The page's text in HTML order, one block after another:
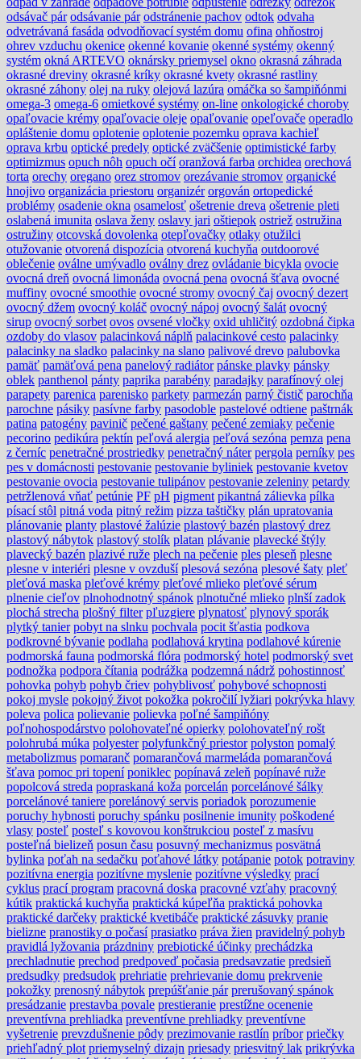
odsávač pár odsávanie pár odstránenie pachov odtok odvaha
odvetrávaná fasáda odvodňovací systém domu ofina ohňostroj
ohrev vzduchu okenice okenné kovanie okenné systémy okenný
systém okná ARTEVO oknársky priemysel okno okrasná záhrada
okrasné dreviny okrasné kríky okrasné kvety okrasné rastliny
okrasné záhony olej na ruky olejová lazúra omáčka so šampiňónmi
omega-3 omega-6 omietkové systémy on-line onkologické choroby
opaľovacie krémy opaľovacie oleje opaľovanie opeľovače operadlo
opláštenie domu oplotenie oplotenie pozemku oprava kachieľ
oprava krbu optické predely optické zväčšenie optimistické farby
optimizmus opuch nôh opuch očí oranžová farba orchidea orechová
torta orechy oregano orez stromov orezávanie stromov organické
hnojivo organizácia priestoru organizér orgován ortopedické
problémy osadenie okna osamelosť ošetrenie dreva ošetrenie pleti
oslabená imunita oslava ženy oslavy jari oštiepok ostriež ostružina
ostružiny otcovská dovolenka otepľovačky otlaky otužilci
otužovanie otvorená dispozícia otvorená kuchyňa outdoorové
oblečenie oválne umývadlo oválny drez ovládanie bicykla ovocie
ovocná dreň ovocná limonáda ovocná pena ovocná šťava ovocné
muffiny ovocné smoothie ovocné stromy ovocný čaj ovocný dezert
ovocný džem ovocný koláč ovocný nápoj ovocný šalát ovocný
sirup ovocný sorbet ovos ovsené vločky oxid uhličitý ozdobná čipka
ozdoby do vlasov palacinková náplň palacinkové cesto palacinky
palacinky na sladko palacinky na slano palivové drevo palubovka
pamäť pamäťová pena panelový radiátor pánske plavky pánsky
oblek panthenol pánty paprika parabény paradajky parafínový olej
parapety parenica parenisko parkety parmezán parný čistič parochňa
parochne pásiky pasívne farby pasodoble pastelové odtiene paštrnák
patina patogény pavinič pečené gaštany pečené zemiaky pečenie
pecorino pedikúra pektín peľová alergia peľová sezóna pemza pena
z černíc penetračné prostriedky penetračný náter pergola perníky pes
pes v domácnosti pestovanie pestovanie byliniek pestovanie kvetov
pestovanie ovocia pestovanie tulipánov pestovanie zeleniny petardy
petržlenová vňať petúnie PF pH pigment pikantná zálievka pílka
písací stôl pitná voda pitný režim pizza taštičky plán upratovania
plánovanie planty plastové žalúzie plastový bazén plastový drez
plastový nábytok plastový stolík platan plávanie plavecké štýly
plavecký bazén plazivé ruže plech na pečenie ples pleseň plesne
plesne v interiéri plesne v ovzduší plesová sezóna plesové šaty pleť
pleťová maska pleťové krémy pleťové mlieko pleťové sérum
plnenie cieľov plnohodnotný spánok plnotučné mlieko plnší zadok
plochá strecha plošný filter pľuzgiere plynatosť plynový sporák
plytký tanier pobyt na slnku pochvala pocit šťastia podkova
podkrovné bývanie podlaha podlahová krytina podlahové kúrenie
podmorská fauna podmorská flóra podmorský hotel podmorský svet
podnožka podpora čítania podrážka podzemná nádrž pohostinnosť
pohovka pohyb pohyb čriev pohyblivosť pohybové schopnosti
pokoj mysle pokojný život pokožka pokročilí lyžiari pokrývka hlavy
poleva polica polievanie polievka poľné šampiňóny
poľnohospodárstvo polohovateľné opierky polohovateľný rošt
polohrubá múka polyester polyfunkčný priestor polyston pomalý
metabolizmus pomaranč pomarančová marmeláda pomarančová
šťava pomoc pri topení poniklec popínavá zeleň popínavé ruže
popolcová streda popraskaná koža porcelán porcelánové šálky
porcelánové taniere porelánový servis poriadok porozumenie
poruchy hybnosti poruchy spánku posilnenie imunity poškodené
vlasy posteľ posteľ s kovovou konštrukciou posteľ z masívu
posteľná bielizeň posun času posuvný mechanizmus posvätná
bylinka poťah na sedačku poťahové látky potápanie potok potraviny
pozitívna energia pozitívne myslenie pozitívne výsledky prací
cyklus prací program pracovná doska pracovné vzťahy pracovný
kútik praktická kuchyňa praktická kúpeľňa praktická pohovka
praktické darčeky praktické kvetibáče praktické zásuvky pranie
bielizne pranostiky o počasí prasiatko práva žien pravidelný pohyb
pravidlá lyžovania prázdniny prebiotické účinky prechádzka
prechladnutie prechod predpoveď počasia predsavzatie predsieň
predsudky predsudok prehriatie prehrievanie domu prekrvenie
pokožky prenosný nábytok prepúšťanie pár prerušovaný spánok
presádzanie prestavba povale prestieranie prestížne ocenenie
preventívna prehliadka preventívne prehliadky preventívne
vyšetrenie prevzdušnenie pôdy prezimovanie rastlín príbor priečky
priehľadný plot priemyselný dizajn priesady priesvitný lak prikrývka